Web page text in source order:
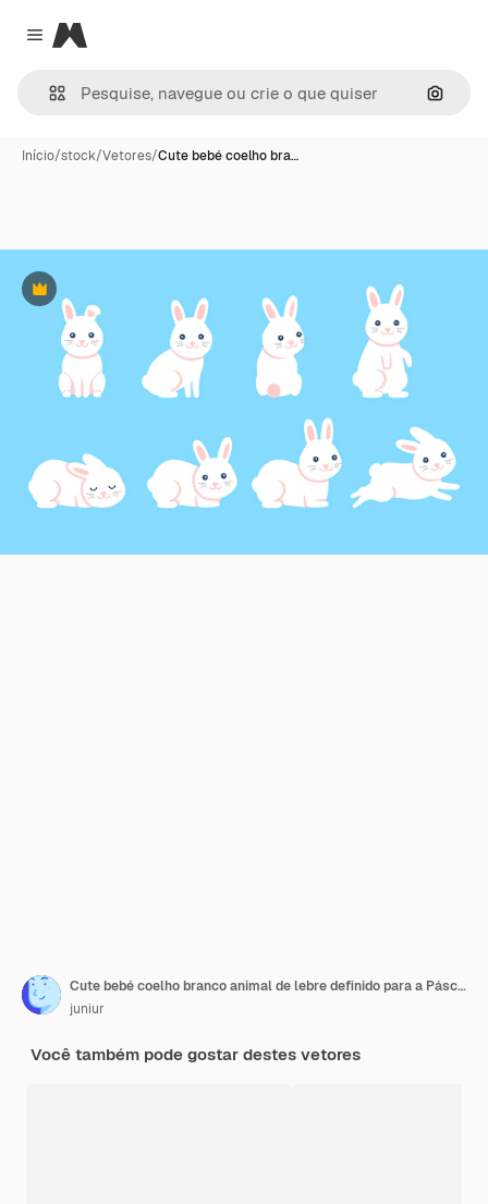
Close menu
Magnific
Início/stock/Vetores/Cute bebé coelho bra…
Premium
Cute bebé coelho branco animal de lebre definido para a Páscoa em diferentes poses Coelho animal em estilo de desenho animado
juniur
Você também pode gostar destes vetores